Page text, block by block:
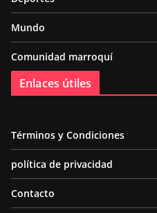
Mundo
Comunidad marroquí
Enlaces útiles
Términos y Condiciones
política de privacidad
Contacto